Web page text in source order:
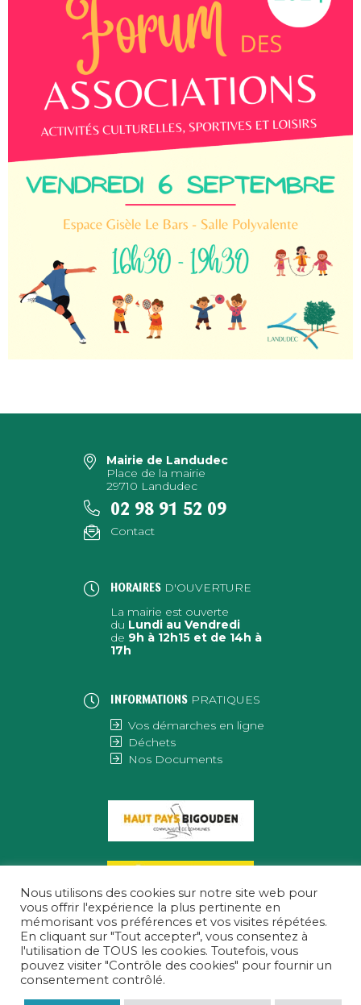
Mairie de Landudec
Place de la mairie
29710 Landudec
02 98 91 52 09
Contact
HORAIRES D'OUVERTURE
La mairie est ouverte
du Lundi au Vendredi
de 9h à 12h15 et de 14h à
17h
INFORMATIONS PRATIQUES
Vos démarches en ligne
Déchets
Nos Documents
MENTIONS LÉGALES|POLITIQUE DE CONFIDENTIALITÉ
Nous utilisons des cookies sur notre site web pour
vous offrir l'expérience la plus pertinente en
mémorisant vos préférences et vos visites répétées.
En cliquant sur "Tout accepter", vous consentez à
l'utilisation de TOUS les cookies. Toutefois, vous
pouvez visiter "Contrôle des cookies" pour fournir un
consentement contrôlé.